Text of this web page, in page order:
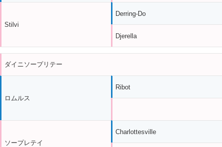
Stilvi
Derring-Do
Djerella
ダイニソープリテー
ロムルス
ソープレテイ
Ribot
Charlottesville